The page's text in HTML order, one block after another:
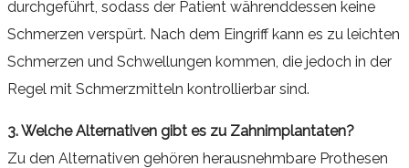
durchgeführt, sodass der Patient währenddessen keine
Schmerzen verspürt. Nach dem Eingriff kann es zu leichten
Schmerzen und Schwellungen kommen, die jedoch in der
Regel mit Schmerzmitteln kontrollierbar sind.
3. Welche Alternativen gibt es zu Zahnimplantaten?
Zu den Alternativen gehören herausnehmbare Prothesen